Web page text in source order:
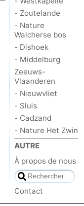
- Zoutelande
- Nature
Walcherse bos
- Dishoek
- Middelburg
Zeeuws-
Vlaanderen
- Nieuwvliet
- Sluis
- Cadzand
- Nature Het Zwin
AUTRE
À propos de nous
Contact